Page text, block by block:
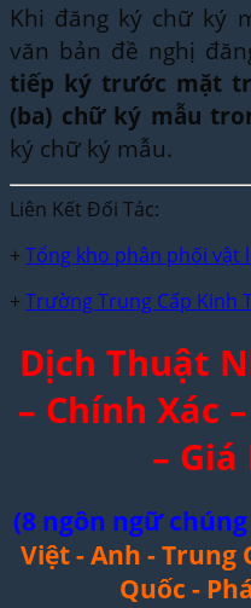
Khi đăng ký chữ ký
văn bản đề nghị
tiếp ký trước mặt
(ba) chữ ký mẫu
ký chữ ký mẫu.
Liên Kết Đối Tác:
+ Tổng kho phân phối vật
+ Trường Trung Cấp Kinh
Dịch Thuật
– Chính Xác
–
(8 ngôn ngữ
Việt - Anh - Trung
Quốc -